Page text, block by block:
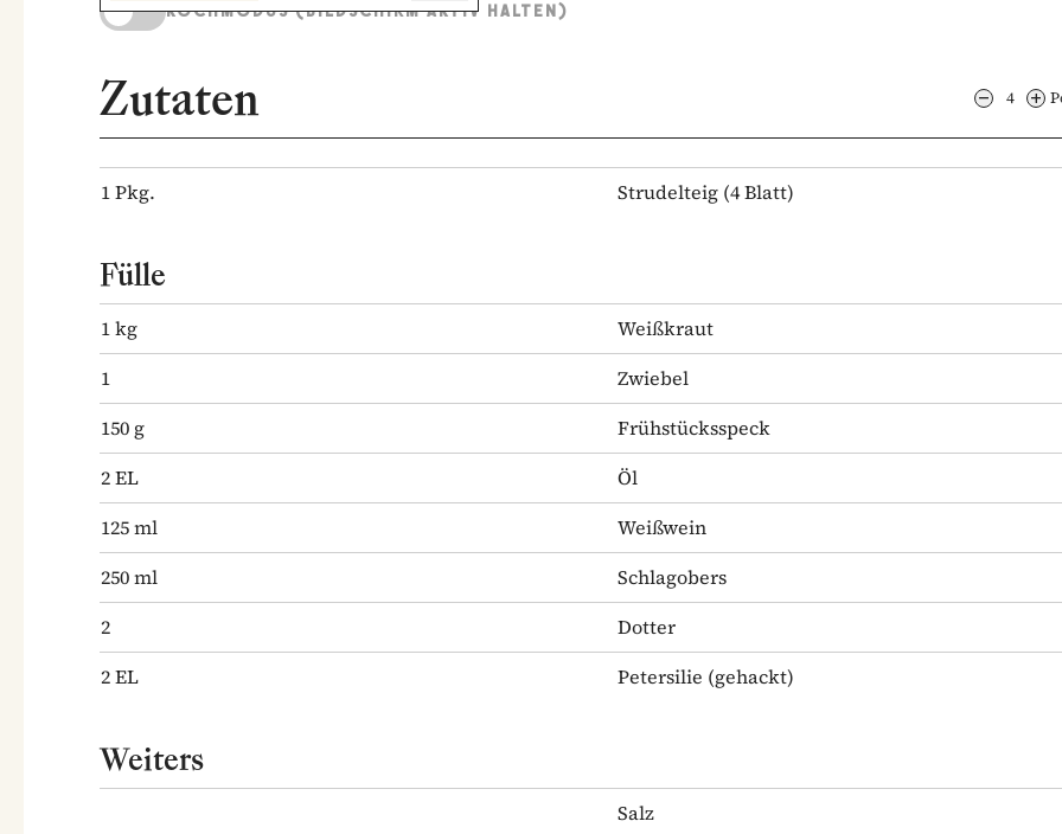
KOCHMODUS (BILDSCHIRM AKTIV HALTEN)
Zutaten 4
1Pkg. Strudelteig (4 Blatt)
Fülle
1kg
Weißkraut
1
Zwiebel
150 g
Frühstücksspeck
2EL
Öl
125ml
Weißwein
250ml
Schlagobers
2
Dotter
2EL Petersilie (gehackt)
Weiters
Salz